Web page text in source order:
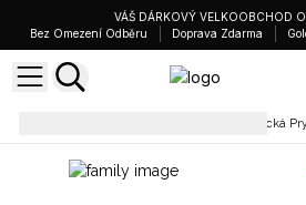
VÁŠ DÁRKOVÝ VELKOOBCHOD
Bez Omezení Odběru
Doprava Zdarma
Aromatická